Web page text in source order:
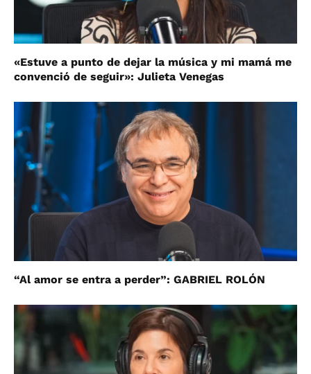
«Estuve a punto de dejar la música y mi mamá me
convenció de seguir»: Julieta Venegas
“Al amor se entra a perder”: GABRIEL ROLÓN